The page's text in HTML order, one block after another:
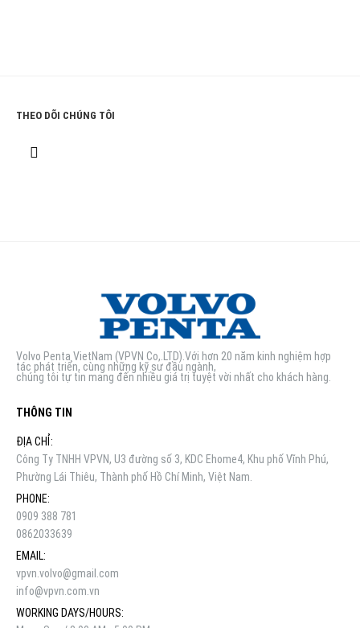
THEO DÕI CHÚNG TÔI
Volvo Penta VietNam (VPVN Co,.LTD).Với hơn 20 năm kinh nghiệm hợp
tác phát triển, cùng những kỹ sư đầu ngành,
chúng tôi tự tin mang đến nhiều giá trị tuyệt vời nhất cho khách hàng.
THÔNG TIN
ĐỊA CHỈ:
Công Ty TNHH VPVN, U3 đường số 3, KDC Ehome4, Khu phố Vĩnh Phú,
Phường Lái Thiêu, Thành phố Hồ Chí Minh, Việt Nam.
PHONE:
0909 388 781
0862033639
EMAIL:
vpvn.volvo@gmail.com
info@vpvn.com.vn
WORKING DAYS/HOURS: